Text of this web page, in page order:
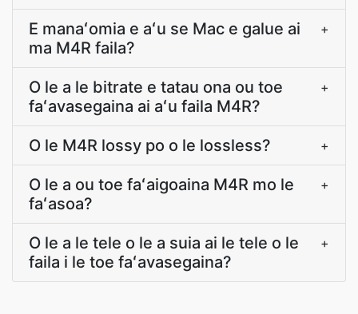
E manaʻomia e aʻu se Mac e galue ai
ma M4R faila?
+
O le a le bitrate e tatau ona ou toe
faʻavasegaina ai aʻu faila M4R?
+
O le M4R lossy po o le lossless? +
O le a ou toe faʻaigoaina M4R mo le
faʻasoa?
+
O le a le tele o le a suia ai le tele o le
faila i le toe faʻavasegaina?
+